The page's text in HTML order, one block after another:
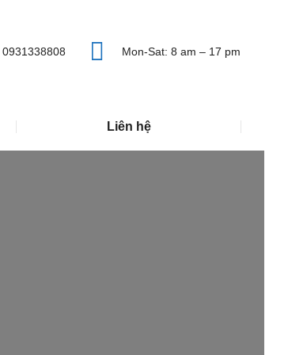
0931338808 Mon-Sat: 8 am – 17 pm
Liên hệ